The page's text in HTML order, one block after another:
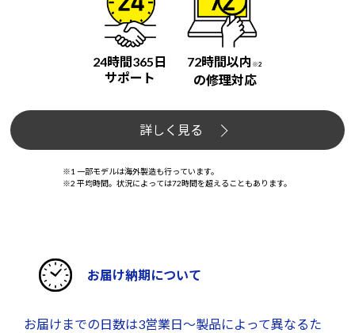
24時間365日
サポート
72時間以内 ※2
の修理対応
詳しく見る
※1 一部モデルは海外製造も行っています。
※2 平均時間。状況によっては72時間を超えることもあります。
お届け納期について
お届けまでの日数は3営業日～製品によって異なるた